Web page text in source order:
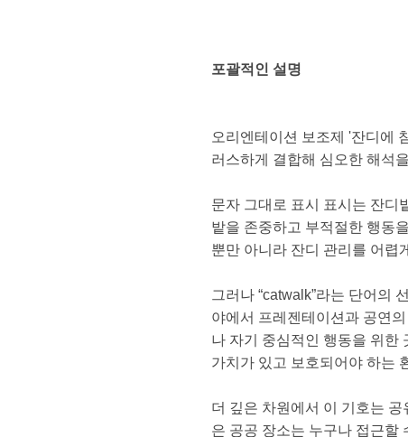
포괄적인 설명
오리엔테이션 보조제 '잔디에
러스하게 결합해 심오한 해석
문자 그대로 표시 표시는 잔디
밭을 존중하고 부적절한 행동
뿐만 아니라 잔디 관리를 어렵
그러나 “catwalk”라는 단어의
야에서 프레젠테이션과 공연
나 자기 중심적인 행동을 위한
가치가 있고 보호되어야 하는
더 깊은 차원에서 이 기호는
은 공공 장소는 누구나 접근할